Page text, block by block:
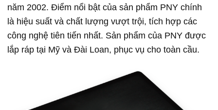
năm 2002. Điểm nổi bật của sản phẩm PNY chính
là hiệu suất và chất lượng vượt trội, tích hợp các
công nghệ tiên tiến nhất. Sản phẩm của PNY được
lắp ráp tại Mỹ và Đài Loan, phục vụ cho toàn cầu.